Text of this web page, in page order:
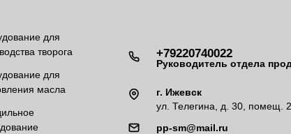
для
творога
для
масла
+79220740022
Руководитель отдела
г. Ижевск
ул. Телегина, д. 30, помещ.
pp-sm@mail.ru